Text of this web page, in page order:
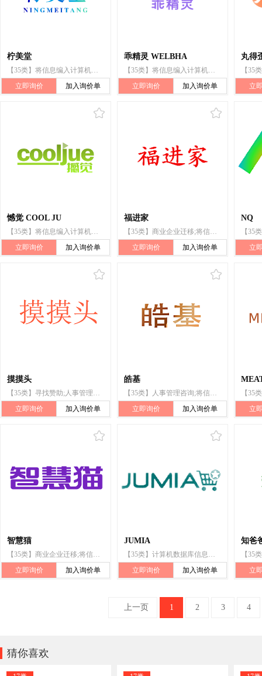
柠美堂
【35类】将信息编入计算机数据库;自动售货机出租
立即询价
加入询价单
乖精灵 WELBHA
【35类】将信息编入计算机数据库;会计;寻找赞助
立即询价
加入询价单
丸得
立
憾觉 COOL JU
【35类】将信息编入计算机数据库;自动售货机出租
立即询价
加入询价单
福进家
【35类】商业企业迁移;将信息编入计算机数据库;计算机数据库信息系统化
立即询价
加入询价单
NQ
立
摸摸头
【35类】寻找赞助;人事管理咨询;将信息编入计算机数据库
立即询价
加入询价单
皓基
【35类】人事管理咨询;将信息编入计算机数据库;会计;寻找赞助
立即询价
加入询价单 立
智慧猫
【35类】商业企业迁移;将信息编入计算机数据库;寻找赞助
立即询价
加入询价单
JUMIA
【35类】计算机数据库信息系统化;将信息编入计算机数据库;会计
立即询价
加入询价单
知爸
立
上一页 1 2 3 4
猜你喜欢